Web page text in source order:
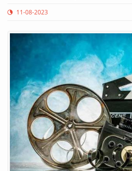
11-08-2023